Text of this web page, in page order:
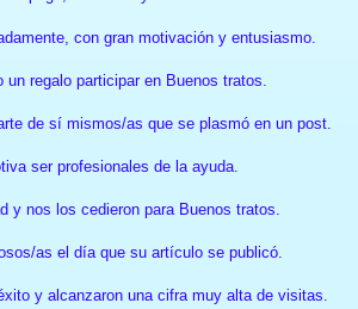
con gran motivación y entusiasmo.
regalo participar en Buenos tratos.
de sí mismos/as que se plasmó en un post.
ser profesionales de la ayuda.
y nos los cedieron para Buenos tratos.
as el día que su artículo se publicó.
y alcanzaron una cifra muy alta de visitas.